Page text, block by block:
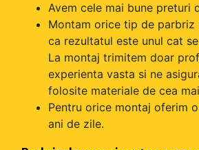
Avem cele mai bune preturi
Montam orice tip de parbriz
ca rezultatul este unul cat
La montaj trimitem doar
experienta vasta si ne
folosite materiale de cea
Pentru orice montaj oferim
ani de zile.